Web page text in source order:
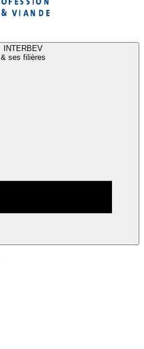
INTERBEV
& ses filières